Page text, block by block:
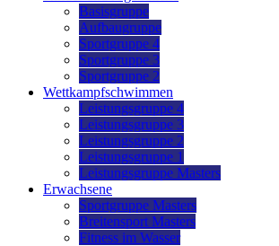
Basisgruppe
Aufbaugruppe
Sportgruppe 4
Sportgruppe 3
Sportgruppe 2
Wettkampfschwimmen
Leistungsgruppe 4
Leistungsgruppe 3
Leistungsgruppe 2
Leistungsgruppe 1
Leistungsgruppe Masters
Erwachsene
Sportgruppe Masters
Breitensport Masters
Fitness im Wasser